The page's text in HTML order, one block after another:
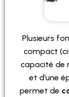
Plusieurs
compact
capacité de
et d’une
permet de